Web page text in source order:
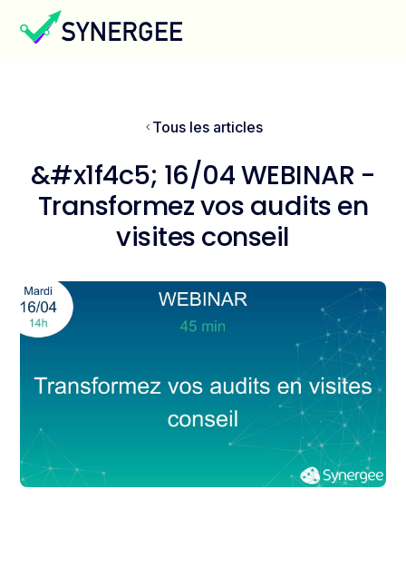
Tous les articles
&#x1f4c5; 16/04 WEBINAR -
Transformez vos audits en
visites conseil